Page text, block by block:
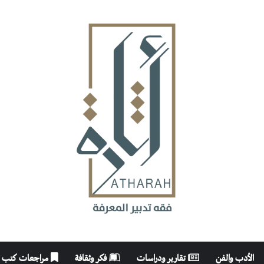
الأدب والفن تقارير ودراسات فكر وثقافة مراجعات كتب